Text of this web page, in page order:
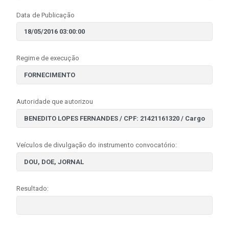
Data de Publicação
Regime de execução
Autoridade que autorizou
Veículos de divulgação do instrumento convocatório:
Resultado: